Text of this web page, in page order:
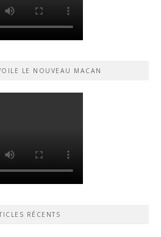
LE NOUVEAU MACAN
RÉCENTS